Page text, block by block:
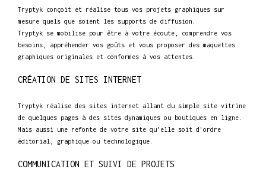
Tryptyk conçoit et réalise tous vos projets graphiques sur
mesure quels que soient les supports de diffusion.
Tryptyk se mobilise pour être à votre écoute, comprendre vos
besoins, appréhender vos goûts et vous proposer des maquettes
graphiques originales et conformes à vos attentes.
CRÉATION DE SITES INTERNET
Tryptyk réalise des sites internet allant du simple site vitrine
de quelques pages à des sites dynamiques ou boutiques en ligne.
Mais aussi une refonte de votre site qu'elle soit d'ordre
éditorial, graphique ou technologique.
COMMUNICATION ET SUIVI DE PROJETS